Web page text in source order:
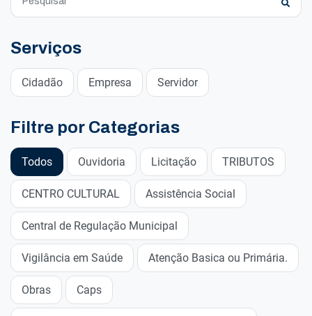
Serviços
Cidadão Empresa Servidor
Filtre por Categorias
Todos Ouvidoria Licitação TRIBUTOS
CENTRO CULTURAL Assistência Social
Central de Regulação Municipal
Vigilância em Saúde Atenção Basica ou Primária.
Obras Caps